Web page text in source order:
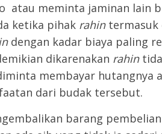
atau meminta jaminan lain
ketika pihak rahin termasuk
dengan kadar biaya paling
dikarenakan rahin
membayar hutangnya
dari budak tersebut.
barang